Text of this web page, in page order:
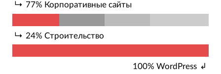
77% Корпоративные сайты
24% Строительство
100%WordPress